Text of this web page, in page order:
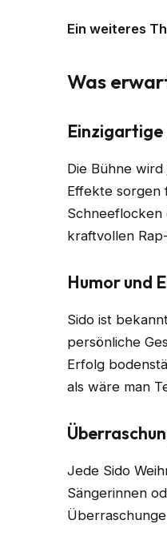
Ein weiteres
Was
Einzigartige
Die Bühne
Effekte sorgen
Schneeflocken
kraftvollen
Humor und
Sido ist
persönliche
Erfolg
als wäre man
Jede Sido
Sängerinnen